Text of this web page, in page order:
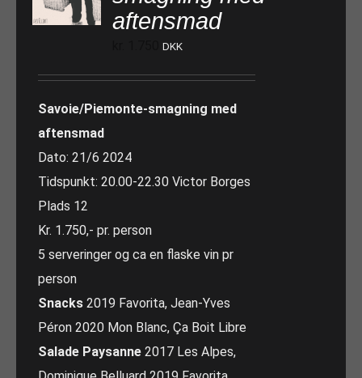
aftensmad
DKK
Savoie/Piemonte-smagning med
aftensmad
Dato: 21/6 2024
Tidspunkt: 20.00-22.30 Victor Borges
Plads 12
Kr. 1.750,- pr. person
5 serveringer og ca en flaske vin pr
person
Snacks 2019 Favorita, Jean-Yves
Péron 2020 Mon Blanc, Ça Boit Libre
Salade Paysanne 2017 Les Alpes,